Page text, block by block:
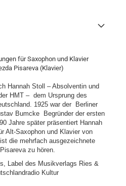
für Saxophon und Klavier
Pisareva (Klavier)
Hannah Stoll – Absolventin und
HMT – dem Ursprung des
1925 war der
Berliner
Bumcke
Begründer der ersten
Jahre später präsentiert Hannah
Alt-Saxophon und Klavier von
die mehrfach ausgezeichnete
zu hören.
Label des Musikverlags Ries &
Kultur